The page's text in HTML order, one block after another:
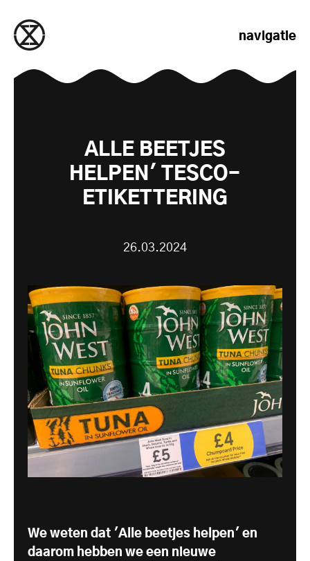
navigatie
ALLE BEETJES
HELPEN' TESCO-
ETIKETTERING
26.03.2024
We weten dat 'Alle beetjes helpen' en
daarom hebben we een nieuwe